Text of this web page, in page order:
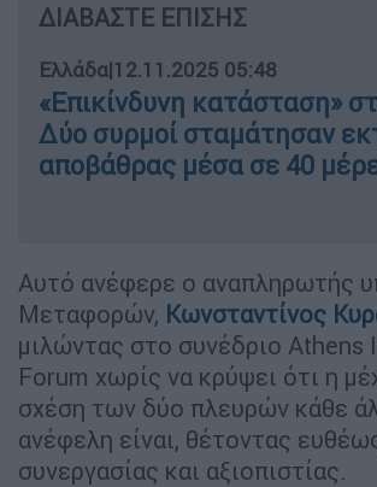
ΔΙΑΒΑΣΤΕ ΕΠΙΣΗΣ
Ελλάδα|12.11.2025 05:48
«Επικίνδυνη κατάσταση»
Δύο συρμοί σταμάτησαν
αποβάθρας μέσα σε 40
Αυτό ανέφερε ο αναπληρωτής
Μεταφορών, Κωνσταντίνος
μιλώντας στο συνέδριο Αthens
Forum χωρίς να κρύψει ότι η
σχέση των δύο πλευρών κάθε
ανέφελη είναι, θέτοντας
συνεργασίας και αξιοπιστίας.